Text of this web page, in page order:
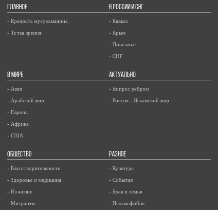
ГЛАВНОЕ
- Крепость мусульманина
- Точка зрения
В РОССИИ И СНГ
- Кавказ
- Крым
- Поволжье
- СНГ
В МИРЕ
- Азия
- Арабский мир
- Европа
- Африка
- США
АКТУАЛЬНО
- Вопрос ребром
- Россия - Исламский мир
ОБЩЕСТВО
- Благотворительность
- Здоровье и медицина
- Из жизни
- Мигранты
РАЗНОЕ
- Культура
- События
- Брак и семья
- Исламофобия